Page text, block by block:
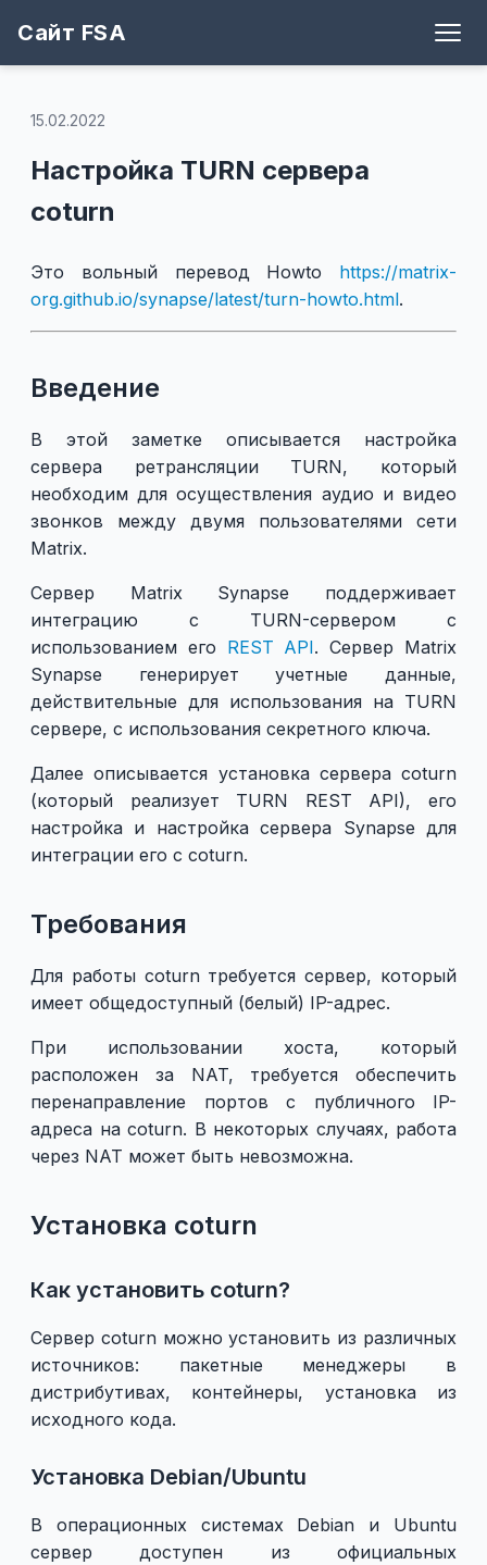
Сайт FSA
15.02.2022
Настройка TURN сервера
coturn
Это вольный перевод Howto https://matrix-
org.github.io/synapse/latest/turn-howto.html.
Введение
В этой заметке описывается настройка
сервера ретрансляции TURN, который
необходим для осуществления аудио и видео
звонков между двумя пользователями сети
Matrix.
Сервер Matrix Synapse поддерживает
интеграцию с TURN-сервером с
использованием его REST API. Сервер Matrix
Synapse генерирует учетные данные,
действительные для использования на TURN
сервере, с использования секретного ключа.
Далее описывается установка сервера coturn
(который реализует TURN REST API), его
настройка и настройка сервера Synapse для
интеграции его с coturn.
Требования
Для работы coturn требуется сервер, который
имеет общедоступный (белый) IP-адрес.
При использовании хоста, который
расположен за NAT, требуется обеспечить
перенаправление портов c публичного IP-
адреса на coturn. В некоторых случаях, работа
через NAT может быть невозможна.
Установка coturn
Как установить coturn?
Сервер coturn можно установить из различных
источников: пакетные менеджеры в
дистрибутивах, контейнеры, установка из
исходного кода.
Установка Debian/Ubuntu
В операционных системах Debian и Ubuntu
сервер доступен из официальных